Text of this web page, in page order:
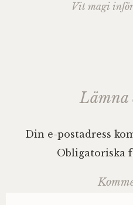
Vit magi
Lämna
Din e-postadress
Obligatoriska